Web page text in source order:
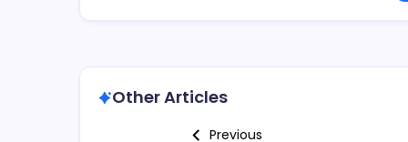
Other Articles
Previous